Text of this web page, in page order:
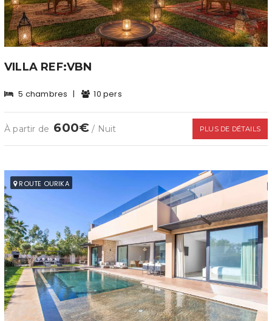
VILLA REF:VBN
5 chambres | 10 pers
À partir de 600€ / Nuit PLUS DE DÉTAILS
ROUTE OURIKA